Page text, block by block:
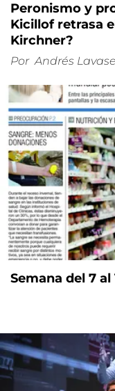
Peronismo y
Kicillof retrasa
Kirchner?
Por Andrés
Semana del 7